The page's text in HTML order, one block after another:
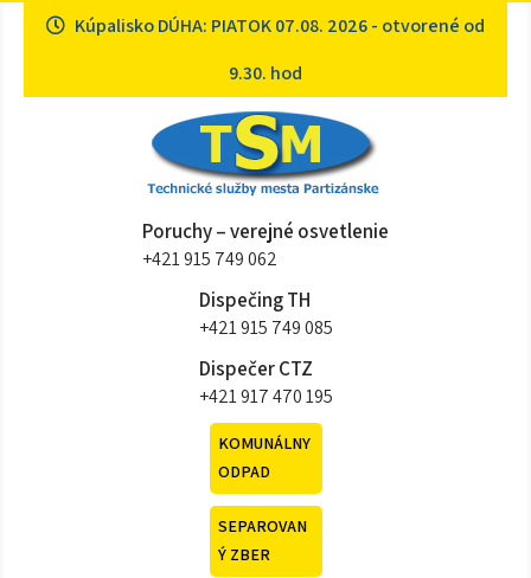
Kúpalisko DÚHA: PIATOK 07.08. 2026 - otvorené od
9.30. hod
Technické služby mesta
Partizánske
Sme tu pre vásPoruchy – verejné osvetlenie
+421 915 749 062
Dispečing TH
+421 915 749 085
Dispečer CTZ
+421 917 470 195
KOMUNÁLNY
ODPAD
SEPAROVAN
Ý ZBER